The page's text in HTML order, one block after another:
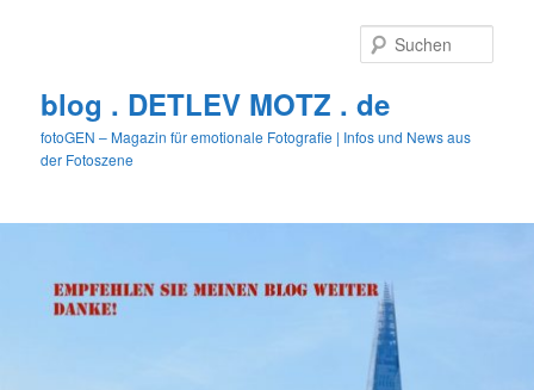
blog . DETLEV MOTZ . de
fotoGEN – Magazin für emotionale Fotografie | Infos und News aus
der Fotoszene